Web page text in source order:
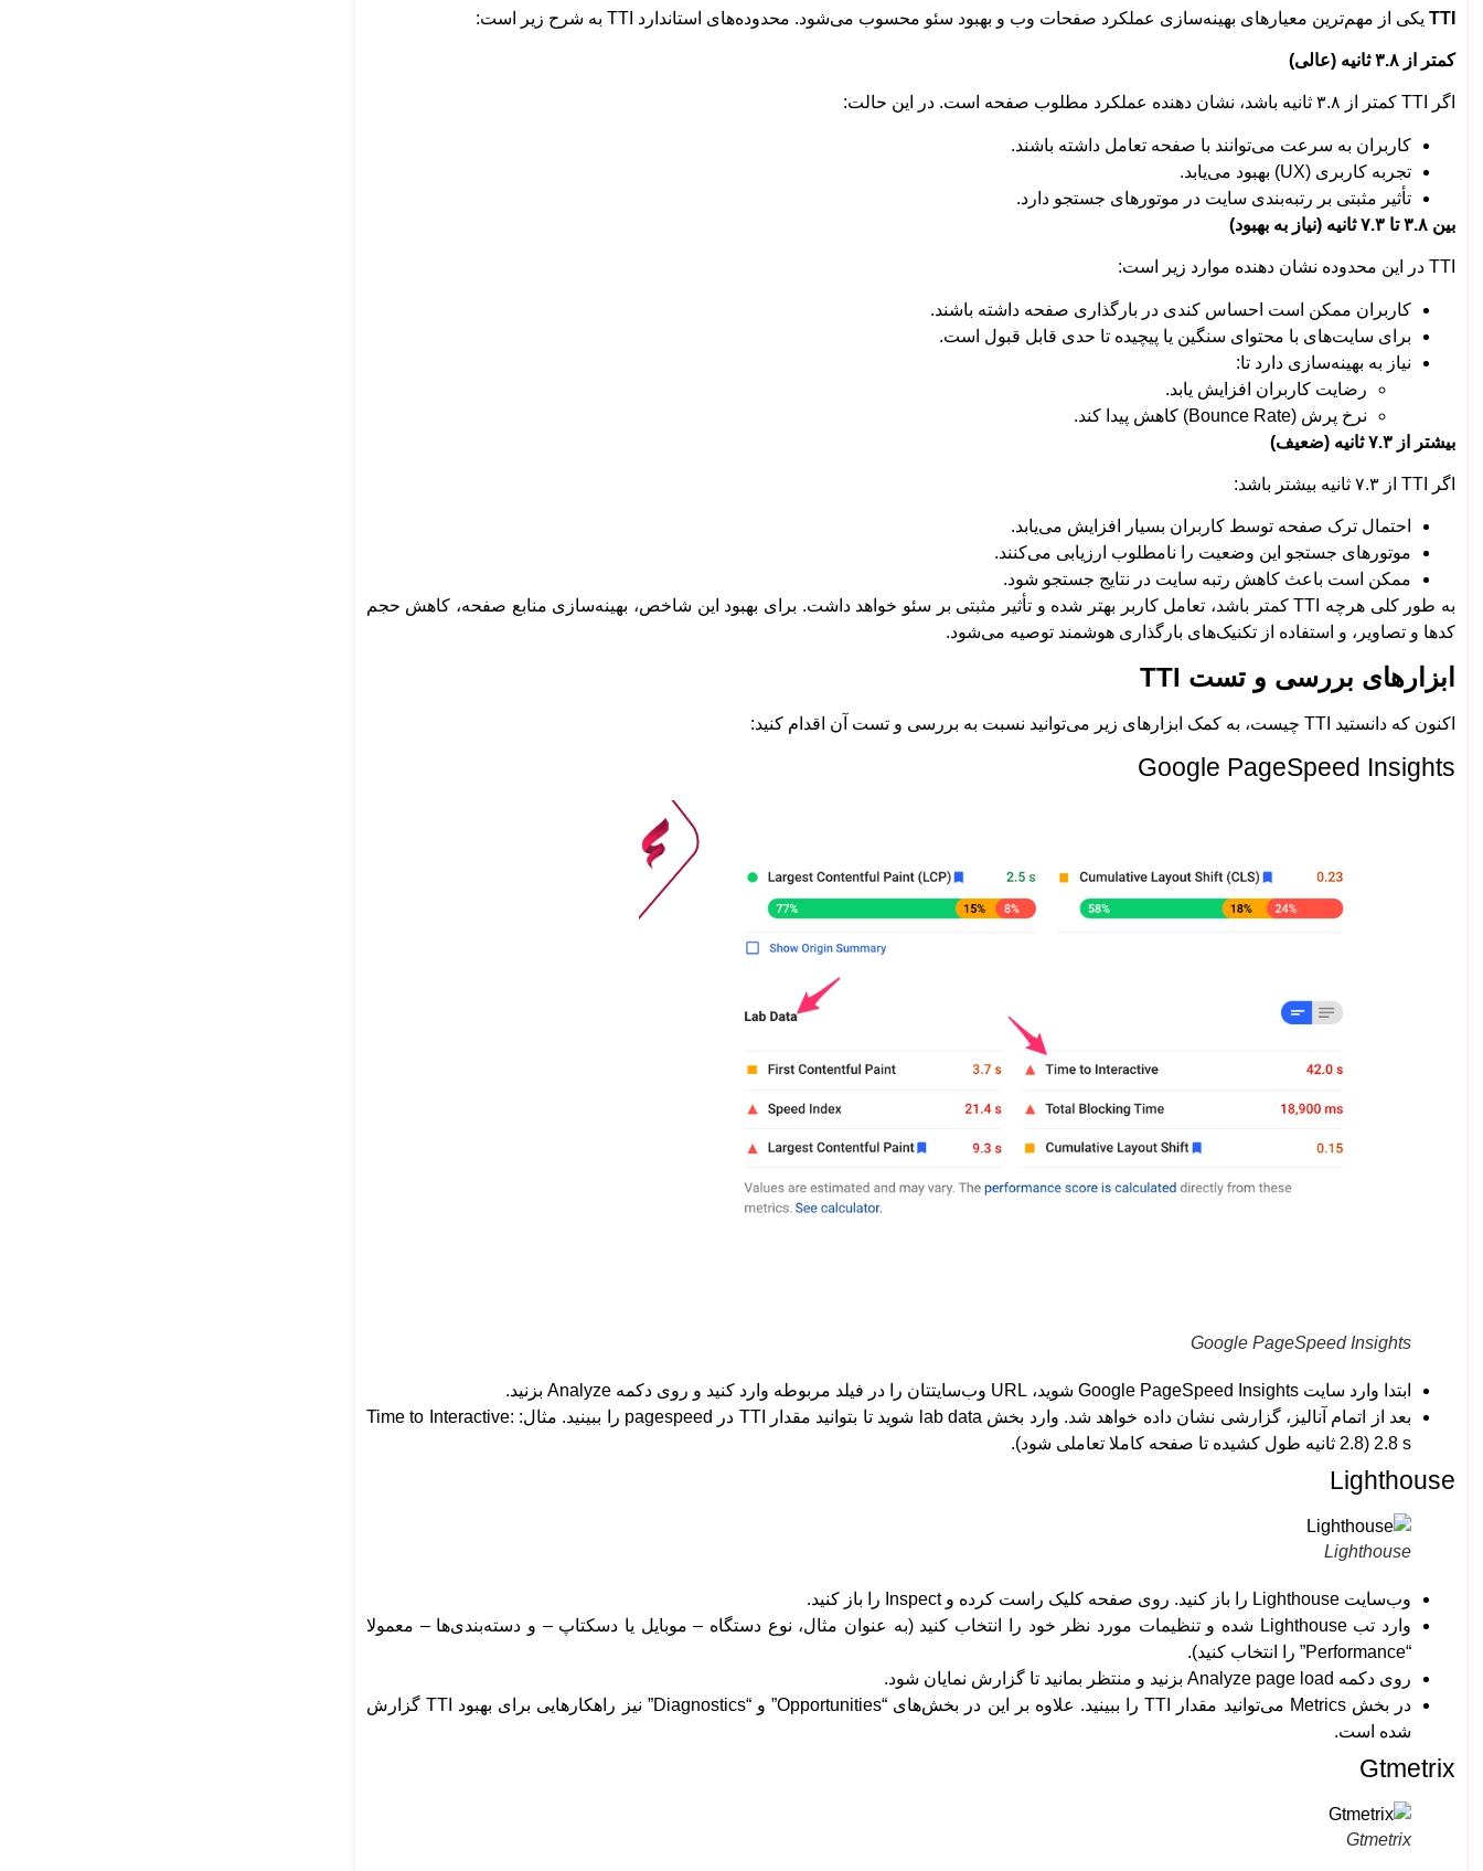
TTI یکی از مهم‌ترین معیارهای بهینه‌سازی عملکرد صفحات وب و بهبود سئو محسوب می‌شود. محدوده‌های استاندارد TTI به شرح زیر است:
کمتر از ۳.۸ ثانیه (عالی)
اگر TTI کمتر از ۳.۸ ثانیه باشد، نشان دهنده عملکرد مطلوب صفحه است. در این حالت:
کاربران به سرعت می‌توانند با صفحه تعامل داشته باشند.
تجربه کاربری (UX) بهبود می‌یابد.
تأثیر مثبتی بر رتبه‌بندی سایت در موتورهای جستجو دارد.
بین ۳.۸ تا ۷.۳ ثانیه (نیاز به بهبود)
TTI در این محدوده نشان دهنده موارد زیر است:
کاربران ممکن است احساس کندی در بارگذاری صفحه داشته باشند.
برای سایت‌های با محتوای سنگین یا پیچیده تا حدی قابل قبول است.
نیاز به بهینه‌سازی دارد تا:
رضایت کاربران افزایش یابد.
نرخ پرش (Bounce Rate) کاهش پیدا کند.
بیشتر از ۷.۳ ثانیه (ضعیف)
اگر TTI از ۷.۳ ثانیه بیشتر باشد:
احتمال ترک صفحه توسط کاربران بسیار افزایش می‌یابد.
موتورهای جستجو این وضعیت را نامطلوب ارزیابی می‌کنند.
ممکن است باعث کاهش رتبه سایت در نتایج جستجو شود.
به طور کلی هرچه TTI کمتر باشد، تعامل کاربر بهتر شده و تأثیر مثبتی بر سئو خواهد داشت. برای بهبود این شاخص، بهینه‌سازی منابع صفحه، کاهش حجم
کدها و تصاویر، و استفاده از تکنیک‌های بارگذاری هوشمند توصیه می‌شود.
ابزارهای بررسی و تست TTI
اکنون که دانستید TTI چیست، به کمک ابزارهای زیر می‌توانید نسبت به بررسی و تست آن اقدام کنید:
Google PageSpeed Insights
Google PageSpeed Insights
ابتدا وارد سایت Google PageSpeed Insights شوید، URL وب‌سایتتان را در فیلد مربوطه وارد کنید و روی دکمه Analyze بزنید.
بعد از اتمام آنالیز، گزارشی نشان داده خواهد شد. وارد بخش lab data شوید تا بتوانید مقدار TTI در pagespeed را ببینید. مثال: Time to Interactive:
2.8 s (2.8 ثانیه طول کشیده تا صفحه کاملا تعاملی شود).
Lighthouse
Lighthouse
وب‌سایت Lighthouse را باز کنید. روی صفحه کلیک راست کرده و Inspect را باز کنید.
وارد تب Lighthouse شده و تنظیمات مورد نظر خود را انتخاب کنید (به عنوان مثال، نوع دستگاه – موبایل یا دسکتاپ – و دسته‌بندی‌ها – معمولا
“Performance” را انتخاب کنید).
روی دکمه Analyze page load بزنید و منتظر بمانید تا گزارش نمایان شود.
در بخش Metrics می‌توانید مقدار TTI را ببینید. علاوه بر این در بخش‌های “Opportunities” و “Diagnostics” نیز راهکارهایی برای بهبود TTI گزارش
شده است.
Gtmetrix
Gtmetrix